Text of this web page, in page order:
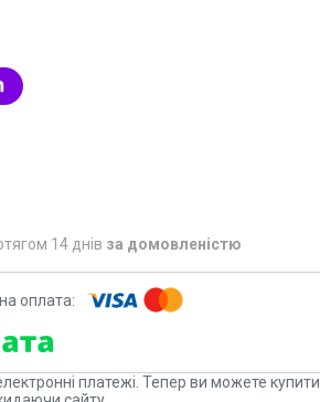
14 днів за домовленістю
платежі. Тепер ви можете купити